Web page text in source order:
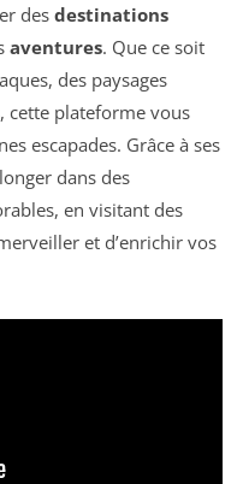
des destinations
aventures. Que ce soit
des paysages
cette plateforme vous
escapades. Grâce à ses
dans des
en visitant des
et d’enrichir vos